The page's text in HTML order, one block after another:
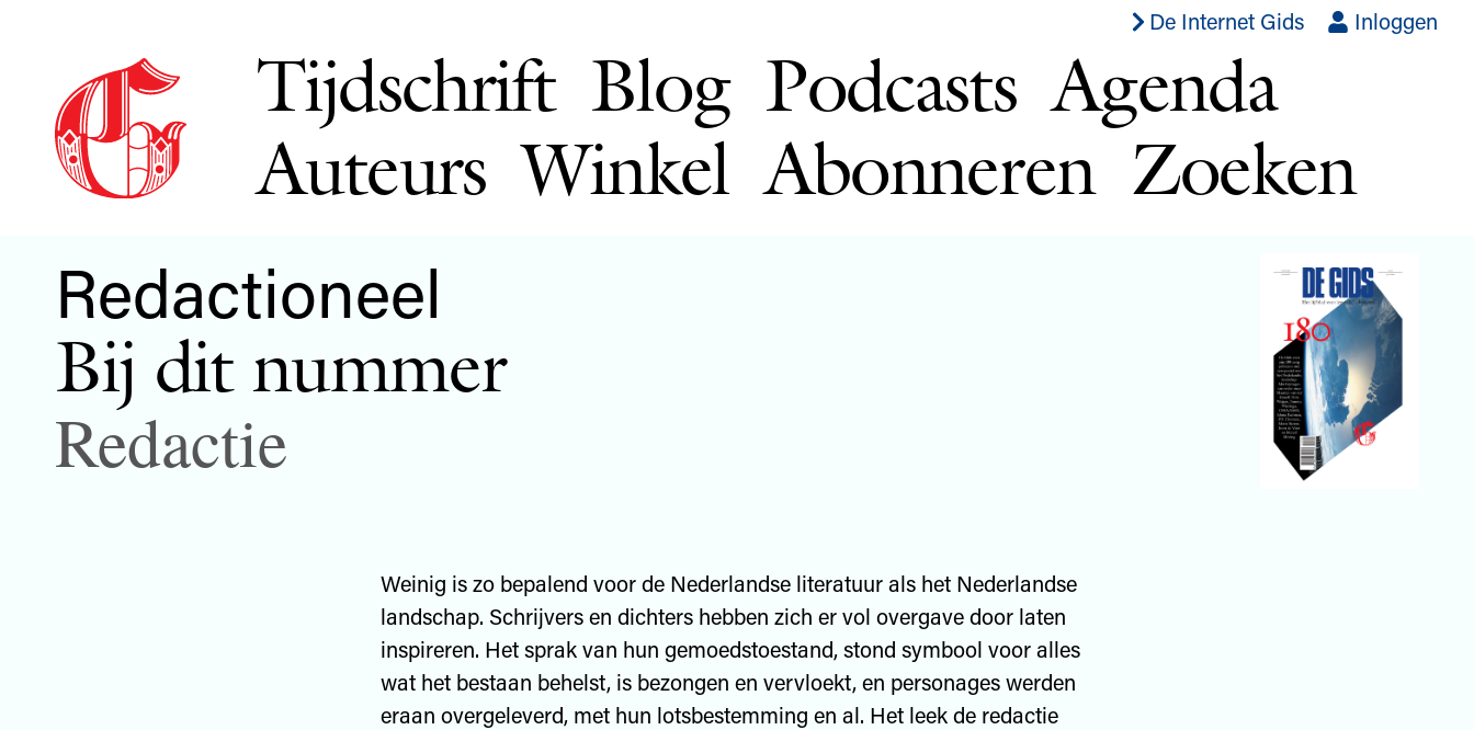
De Internet Gids Inloggen
Tijdschrift Blog Podcasts Agenda
Auteurs Winkel Abonneren Zoeken
Redactioneel
Bij dit nummer
Redactie
Weinig is zo bepalend voor de Nederlandse literatuur als het Nederlandse
landschap. Schrijvers en dichters hebben zich er vol overgave door laten
inspireren. Het sprak van hun gemoedstoestand, stond symbool voor alles
wat het bestaan behelst, is bezongen en vervloekt, en personages werden
eraan overgeleverd, met hun lotsbestemming en al. Het leek de redactie